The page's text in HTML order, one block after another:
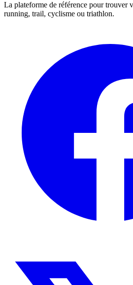
La plateforme de référence pour trouver
running, trail, cyclisme ou triathlon.